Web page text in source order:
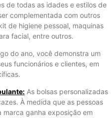
de todas as idades e estilos de
complementada com outros
de higiene pessoal, maquinas
facial, entre outros.
do ano, você demonstra um
funcionários e clientes, em
As bolsas personalizadas
À medida que as pessoas
marca ganha exposição em